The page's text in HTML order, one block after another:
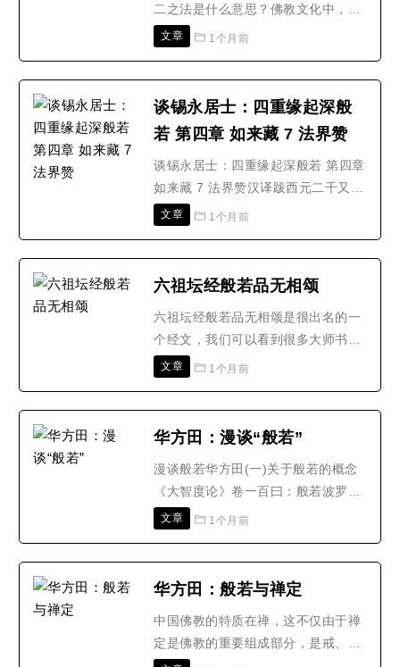
二之法是什么意思？佛教文化中，因
为地域文化的差异，以及文字般若的
说每个人领会的可能也有不同，就比
佛家经典中提到的不二之法，有些人
就不理解，所以本文大茶经..
文章 1个月前
谈锡永居士：四重缘起深般
若 第四章 如来藏 7 法界赞
谈锡永居士：四重缘起深般若 第四章
如来藏 7 法界赞汉译跋西元二千又三
年汉历岁次癸未，于余生朝前据藏译
rgyal ba)译成。梵文原题
Chos kyi dbying su bstod pa。奉颂
实依四重缘起义理而造，于24至28颂
即可..
文章 1个月前
六祖坛经般若品无相颂
六祖坛经般若品无相颂是很出名的一
个经文，我们可以看到很多大师书写
六祖坛经般若品无相颂的字帖。而我
经文和讲解。般若品第二之四 无相颂
颂取，在家出家，但依此修。若不自
修，惟记吾言，亦无有益..
文章 1个月前
华方田：漫谈“般若”
漫谈般若华方田(一)关于般若的概念
《大智度论》卷一百曰：般若波罗蜜
是诸佛母。诸佛以法为师，法者即是
般若，就无从了解一切大乘经典。那
的音译，又译作班若、波若、钵若、
般赖若等；意译为智慧、妙..
文章 1个月前
华方田：般若与禅定
中国佛教的特质在禅，这不仅由于禅
定是佛教的重要组成部分，是戒、